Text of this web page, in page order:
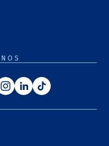
Instagram
LinkedinTiktok